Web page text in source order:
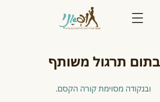
בתום תרגול משותף
ובנקודה מסוימת קורה הקסם.